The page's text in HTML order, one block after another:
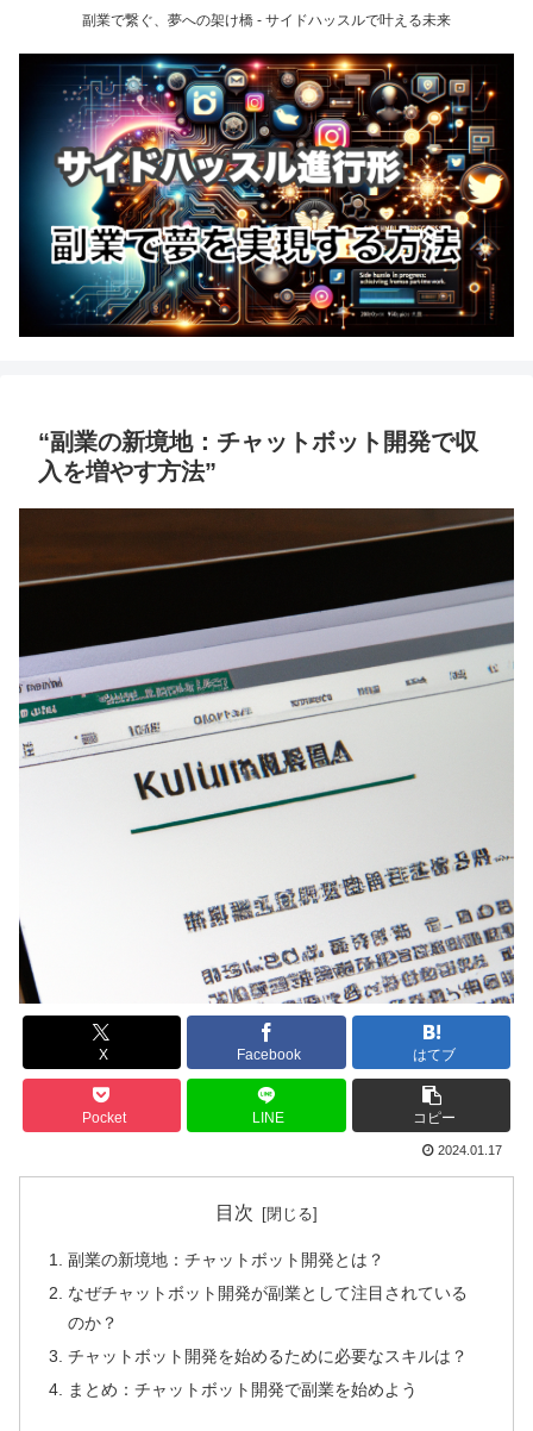
副業で繋ぐ、夢への架け橋 - サイドハッスルで叶える未来
“副業の新境地：チャットボット開発で収
入を増やす方法”
X Facebook はてブ
Pocket LINE コピー
2024.01.17
目次
副業の新境地：チャットボット開発とは？
なぜチャットボット開発が副業として注目されている
のか？
チャットボット開発を始めるために必要なスキルは？
まとめ：チャットボット開発で副業を始めよう